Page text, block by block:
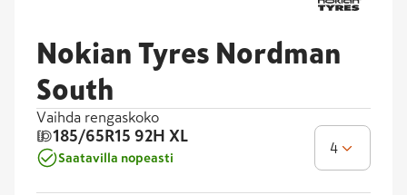
Nokian Tyres Nordman
South
Vaihda rengaskoko
185/65R15 92H XL
Saatavilla nopeasti
4